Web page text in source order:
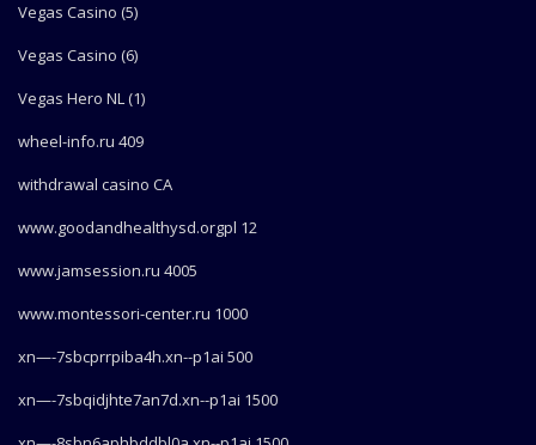
Vegas Casino (5)
Vegas Casino (6)
Vegas Hero NL (1)
wheel-info.ru 409
withdrawal casino CA
www.goodandhealthysd.orgpl 12
www.jamsession.ru 4005
www.montessori-center.ru 1000
xn—-7sbcprrpiba4h.xn--p1ai 500
xn—-7sbqidjhte7an7d.xn--p1ai 1500